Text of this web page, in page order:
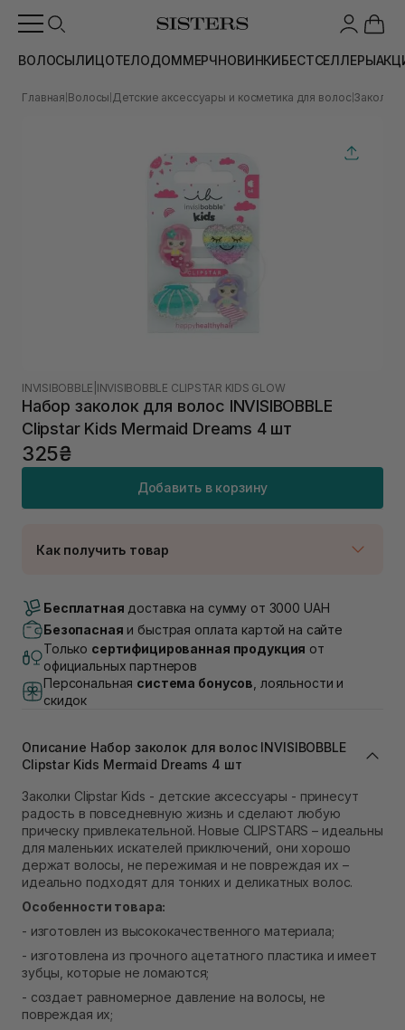
ВОЛОСЫЛИЦОТЕЛОДОММЕРЧНОВИНКИБЕСТСЕЛЛЕРЫ
Главная Волосы Детские аксессуары и косметика для волос Заколки
INVISIBOBBLE INVISIBOBBLE CLIPSTAR KIDS GLOW
Набор заколок для волос INVISIBOBBLE
Clipstar Kids Mermaid Dreams 4 шт
325₴
Добавить в корзину
Как получить товар
В наличии
Самовывоз г. Луцк, Винниченка 4
Самовывоз г. Львов, ул. Академика Подстригача,
1В (Duck's Lake)
Самовывоз г. Львов ул. Степана Бандеры 43
В наличии
Самовывоз Ровно
В наличии
Самовывоз г. Ровно, ул. Кулика и Гудачека 23 (ТЦ
Экватор)
Бесплатная доставка на сумму от 3000 UAH
Безопасная и быстрая оплата картой на сайте
Только сертифицированная продукция от
официальных партнеров
Персональная система бонусов , лояльности и
скидок
Описание Набор заколок для волос INVISIBOBBLE
Clipstar Kids Mermaid Dreams 4 шт
Заколки Clipstar Kids - детские аксессуары - принесут
радость в повседневную жизнь и сделают любую
прическу привлекательной. Новые CLIPSTARS – идеальны
для маленьких искателей приключений, они хорошо
держат волосы, не пережимая и не повреждая их –
идеально подходят для тонких и деликатных волос.
Особенности товара:
- изготовлен из высококачественного материала;
- изготовлена ​​из прочного ацетатного пластика и имеет
зубцы, которые не ломаются;
- создает равномерное давление на волосы, не
повреждая их;